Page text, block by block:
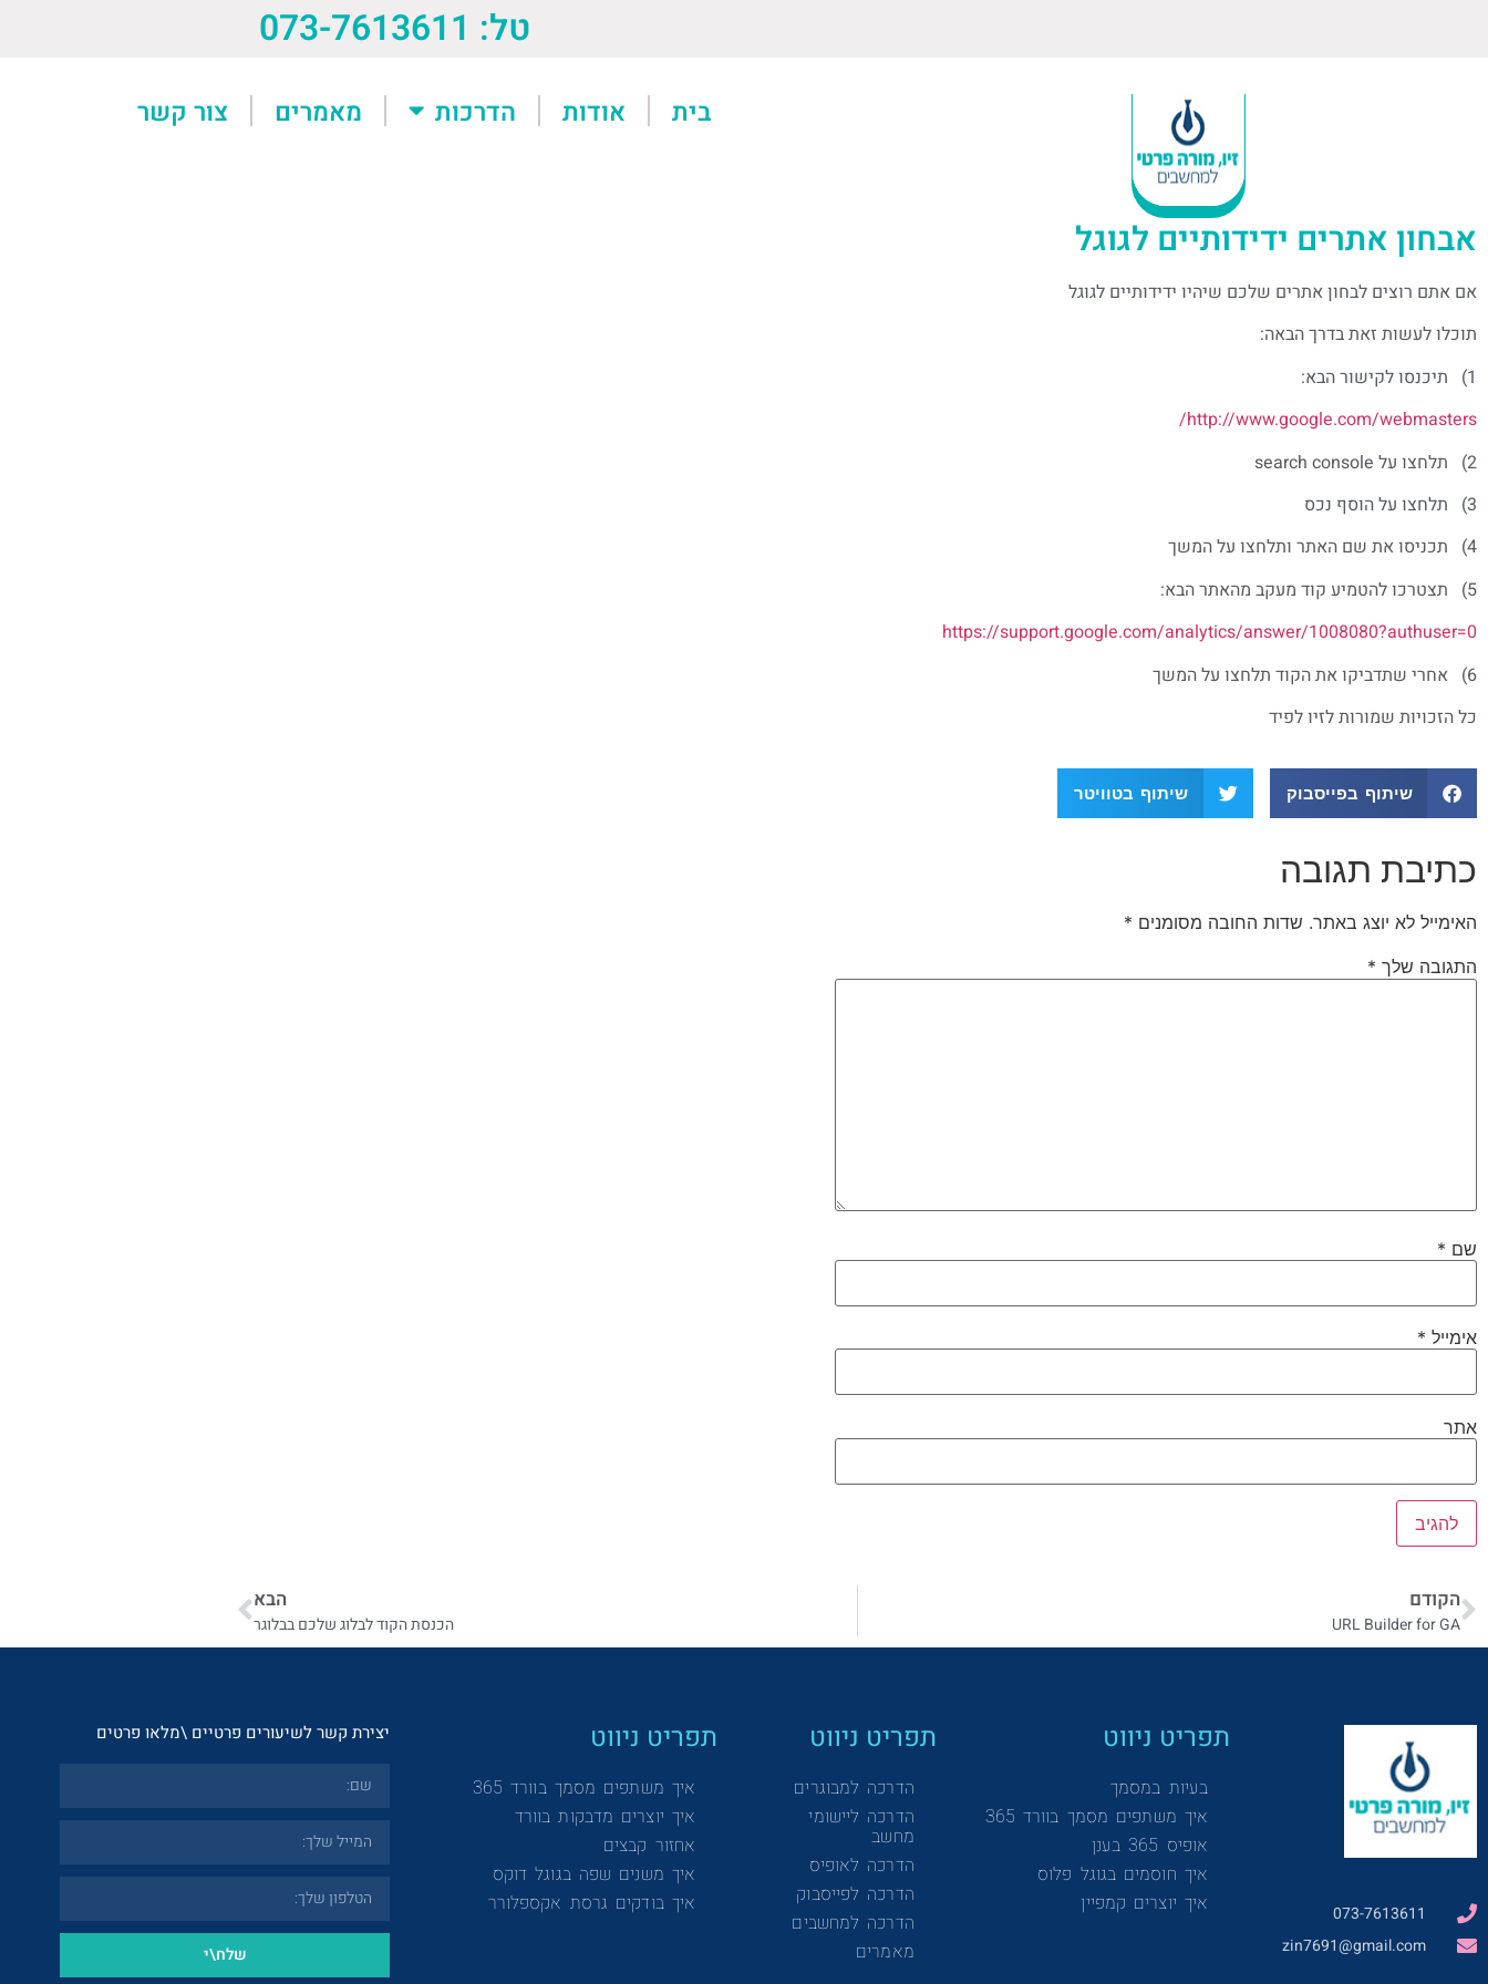
טל: 073-7613611
בית אודות הדרכות מאמרים צור קשר
אבחון אתרים ידידותיים לגוגל
אם אתם רוצים לבחון אתרים שלכם שיהיו ידידותיים לגוגל
תוכלו לעשות זאת בדרך הבאה:
1) תיכנסו לקישור הבא:
http://www.google.com/webmasters/
2) תלחצו על search console
3) תלחצו על הוסף נכס
4) תכניסו את שם האתר ותלחצו על המשך
5) תצטרכו להטמיע קוד מעקב מהאתר הבא:
https://support.google.com/analytics/answer/1008080?authuser=0
6) אחרי שתדביקו את הקוד תלחצו על המשך
כל הזכויות שמורות לזיו לפיד
שיתוף בפייסבוק שיתוף בטוויטר
כתיבת תגובה
האימייל לא יוצג באתר. שדות החובה מסומנים *
התגובה שלך *
שם *
אימייל *
אתר
הקודם
URL Builder for GA
הבא
הכנסת הקוד לבלוג שלכם בבלוגר
073-7613611
zin7691@gmail.com
תפריט ניווט
בעיות במסמך
איך משתפים מסמך בוורד 365
אופיס 365 בענן
איך חוסמים בגוגל פלוס
איך יוצרים קמפיין
תפריט ניווט
הדרכה למבוגרים
הדרכה ליישומי
מחשב
הדרכה לאופיס
הדרכה לפייסבוק
הדרכה למחשבים
מאמרים
תפריט ניווט
איך משתפים מסמך בוורד 365
איך יוצרים מדבקות בוורד
אחזור קבצים
איך משנים שפה בגוגל דוקס
איך בודקים גרסת אקספלורר
יצירת קשר לשיעורים פרטיים \מלאו פרטים
שלח\י